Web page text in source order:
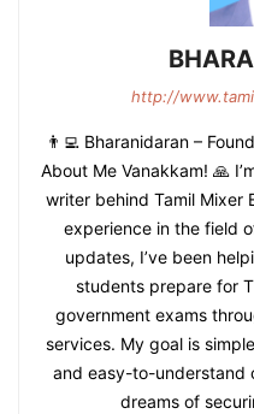
http://
👨‍💻 Bharanidaran –
About Me Vanakkam! 🙏
writer behind Tamil Mixer
experience in the field
updates, I’ve been
students prepare for
government exams
services. My goal is
and easy-to-understand
dreams of